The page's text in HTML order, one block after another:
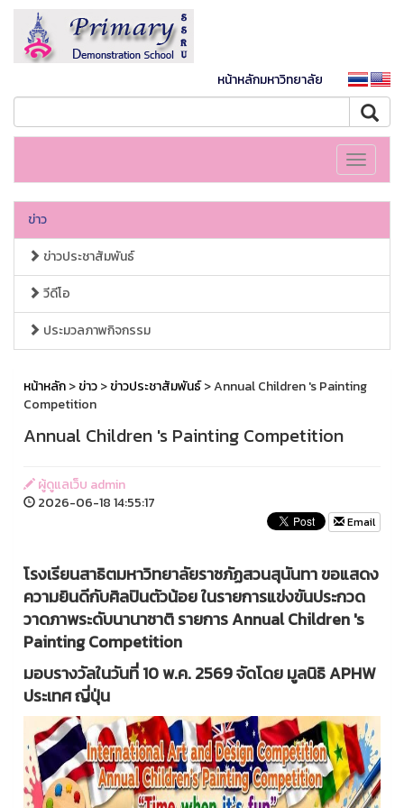
หน้าหลักมหาวิทยาลัย
Toggle
ข่าว
ข่าวประชาสัมพันธ์
วีดีโอ
ประมวลภาพกิจกรรม
หน้าหลัก>ข่าว>ข่าวประชาสัมพันธ์> Annual Children 's Painting
Competition
Annual Children 's Painting Competition
ผู้ดูแลเว็บ admin
2026-06-18 14:55:17
Email
โรงเรียนสาธิตมหาวิทยาลัยราชภัฏสวนสุนันทา ขอแสดง
ความยินดีกับศิลปินตัวน้อย ในรายการแข่งขันประกวด
วาดภาพระดับนานาชาติ รายการ Annual Children 's
Painting Competition
มอบรางวัลในวันที่ 10 พ.ค. 2569 จัดโดย มูลนิธิ APHW
ประเทศ ญี่ปุ่น